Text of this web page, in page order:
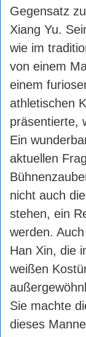
Gegensatz
Xiang Yu.
wie im
von einem
einem
athletischen
präsentierte,
Ein
aktuellen
nicht auch
stehen, ein
werden.
Han Xin, die
weißen
Sie machte
dieses